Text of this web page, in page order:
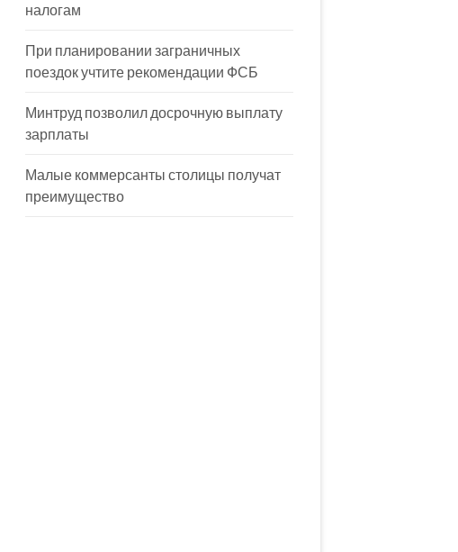
налогам
При планировании заграничных
поездок учтите рекомендации ФСБ
Минтруд позволил досрочную выплату
зарплаты
Малые коммерсанты столицы получат
преимущество